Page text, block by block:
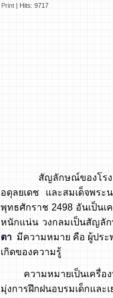
Print | Hits: 9717
สัญลักษณ์ของโรงเรียน
อดุลยเดช และสมเด็จพระ
พุทธศักราช 2498 อันเป็น
หนักแน่น วงกลมเป็นสัญลั
ตา มีความหมาย คือ ผู้ปร
เกิดของความรู้
ความหมายเป็นเครื่องห
มุ่งการฝึกฝนอบรมเด็กแล